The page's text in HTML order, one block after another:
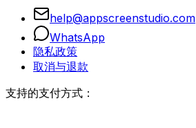
help@appscreenstudio.com
WhatsApp
隐私政策
取消与退款
支持的支付方式：